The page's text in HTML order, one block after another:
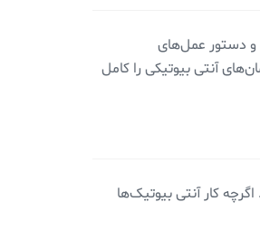
و دستور عمل‌های
آنتی بیوتیکی را کامل
کار آنتی بیوتیک‌ها